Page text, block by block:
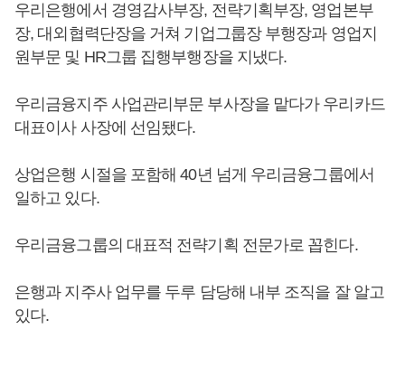
우리은행에서 경영감사부장, 전략기획부장, 영업본부
장, 대외협력단장을 거쳐 기업그룹장 부행장과 영업지
원부문 및 HR그룹 집행부행장을 지냈다.
우리금융지주 사업관리부문 부사장을 맡다가 우리카드
대표이사 사장에 선임됐다.
상업은행 시절을 포함해 40년 넘게 우리금융그룹에서
일하고 있다.
우리금융그룹의 대표적 전략기획 전문가로 꼽힌다.
은행과 지주사 업무를 두루 담당해 내부 조직을 잘 알고
있다.